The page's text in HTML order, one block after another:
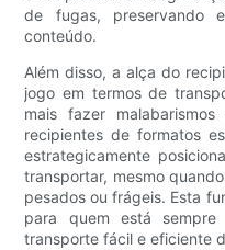
de fugas, preservando
conteúdo.
Além disso, a alça do
jogo em termos de
mais fazer
recipientes de formatos
estrategicamente
transportar, mesmo
pesados ​​ou frágeis. Esta
para quem está sempre
transporte fácil e eficiente